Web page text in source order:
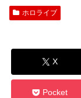
ホロライブ
X
Pocket